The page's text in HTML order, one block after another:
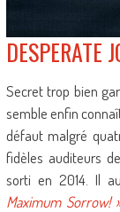
DESPERATE
Secret trop bien
semble enfin
défaut malgré
fidèles auditeurs
sorti en 2014. Il
Maximum Sorrow!